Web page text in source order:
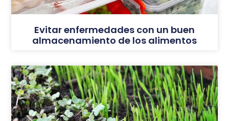
Evitar enfermedades con un buen
almacenamiento de los alimentos